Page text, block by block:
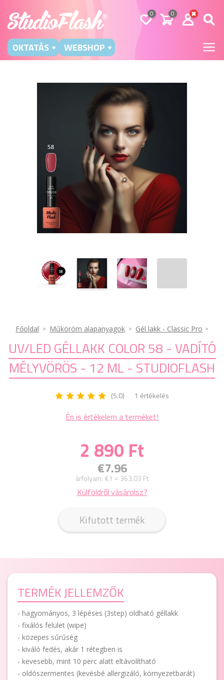
0 0
OKTATÁS WEBSHOP
Főoldal Műköröm alapanyagok Gél lakk - Classic Pro
UV/LED GÉLLAKK COLOR 58 - VADÍTÓ
MÉLYVÖRÖS - 12 ML - STUDIOFLASH
(5.0) 1 értékelés
Én is értékelem a terméket!
2 890 Ft
€7.96
árfolyam: €1 = 363,03 Ft
Külföldről vásárolsz?
Kifutott termék
TERMÉK JELLEMZŐK
- hagyományos, 3 lépéses (3step) oldható géllakk
- fixálós felület (wipe)
- közepes sűrűség
- kiváló fedés, akár 1 rétegben is
- kevesebb, mint 10 perc alatt eltávolítható
- oldószermentes (kevésbé allergizáló, környezetbarát)